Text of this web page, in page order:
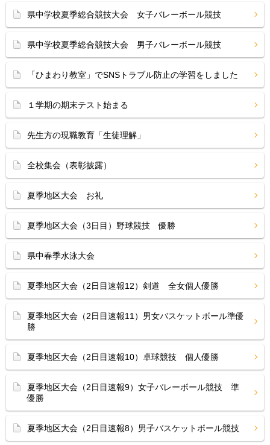
県中学校夏季総合競技大会 女子バレーボール競技
県中学校夏季総合競技大会 男子バレーボール競技
「ひまわり教室」でSNSトラブル防止の学習をしました
１学期の期末テスト始まる
先生方の現職教育「生徒理解」
全校集会（表彰披露）
夏季地区大会 お礼
夏季地区大会（3日目）野球競技 優勝
県中春季水泳大会
夏季地区大会（2日目速報12）剣道 全女個人優勝
夏季地区大会（2日目速報11）男女バスケットボール準優
勝
夏季地区大会（2日目速報10）卓球競技 個人優勝
夏季地区大会（2日目速報9）女子バレーボール競技 準
優勝
夏季地区大会（2日目速報8）男子バスケットボール競技